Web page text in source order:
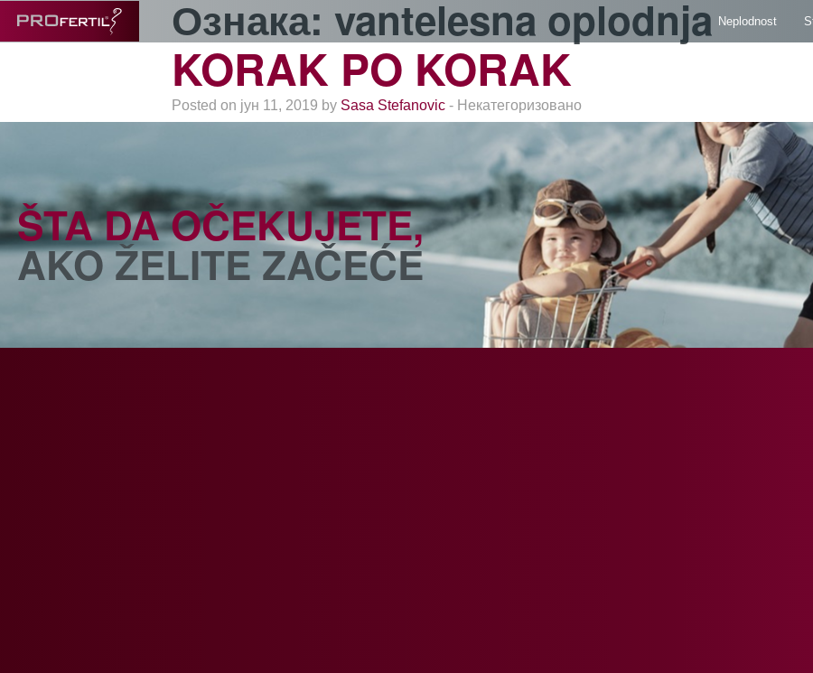
Neplodnost
Ознака: vantelesna oplodnja
KORAK PO KORAK
Posted on јун 11, 2019 by Sasa Stefanovic - Некатегоризовано
ŠTA DA OČEKUJETE,
AKO ŽELITE ZAČEĆE